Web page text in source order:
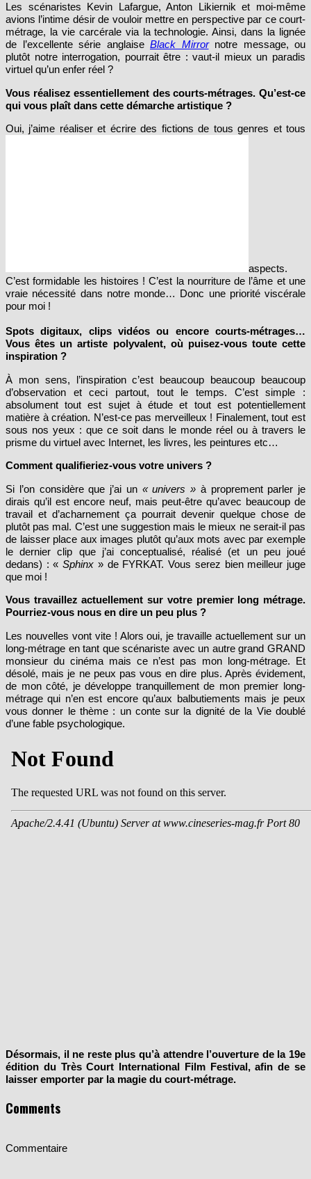
Les scénaristes Kevin Lafargue, Anton Likierniket moi-même
avions l’intime désir de vouloir mettre en perspective par ce court-
métrage, la vie carcérale via la technologie. Ainsi, dans la lignée
de l’excellente série anglaise Black Mirrornotre message, ou
plutôt notre interrogation, pourrait être : vaut-il mieux un paradis
virtuel qu’un enfer réel ?
Vous réalisez essentiellement des courts-métrages. Qu’est-ce
qui vous plaît dans cette démarche artistique ?
Oui, j’aime réaliser et écrire des fictions de tous genres et tous
aspects.
C’est formidable les histoires ! C’est la nourriture de l’âme et une
vraie nécessité dans notre monde… Donc une priorité viscérale
pour moi !
Spots digitaux, clips vidéos ou encore courts-métrages…
Vous êtes un artiste polyvalent, où puisez-vous toute cette
inspiration ?
À mon sens, l’inspiration c’est beaucoup beaucoup beaucoup
d’observation et ceci partout, tout le temps. C’est simple :
absolument tout est sujet à étude et tout est potentiellement
matière à création. N’est-ce pas merveilleux ! Finalement, tout est
sous nos yeux : que ce soit dans le monde réel ou à travers le
prisme du virtuel avec Internet, les livres, les peintures etc…
Comment qualifieriez-vous votre univers ?
Si l’on considère que j’ai un « univers » à proprement parler je
dirais qu’il est encore neuf, mais peut-être qu’avec beaucoup de
travail et d’acharnement ça pourrait devenir quelque chose de
plutôt pas mal. C’est une suggestion mais le mieux ne serait-il pas
de laisser place aux images plutôt qu’aux mots avec par exemple
le dernier clip que j’ai conceptualisé, réalisé (et un peu joué
dedans) : « Sphinx » de FYRKAT. Vous serez bien meilleur juge
que moi !
Vous travaillez actuellement sur votre premier long métrage.
Pourriez-vous nous en dire un peu plus ?
Les nouvelles vont vite ! Alors oui, je travaille actuellement sur un
long-métrage en tant que scénariste avec un autre grand GRAND
monsieur du cinéma mais ce n’est pas mon long-métrage. Et
désolé, mais je ne peux pas vous en dire plus. Après évidement,
de mon côté, je développe tranquillement de mon premier long-
métrage qui n’en est encore qu’aux balbutiements mais je peux
vous donner le thème : un conte sur la dignité de la Vie doublé
d’une fable psychologique.
Désormais, il ne reste plus qu’à attendre l’ouverture de la 19e
édition du Très Court International Film Festival, afin de se
laisser emporter par la magie du court-métrage.
Comments
Commentaire